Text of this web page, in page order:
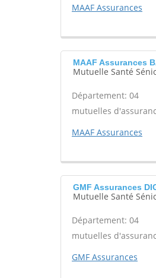
MAAF Assurances
MAAF Assurances
Mutuelle Santé
Département: 04
mutuelles
MAAF Assurances
GMF Assurances
Mutuelle Santé
Département: 04
mutuelles
GMF Assurances